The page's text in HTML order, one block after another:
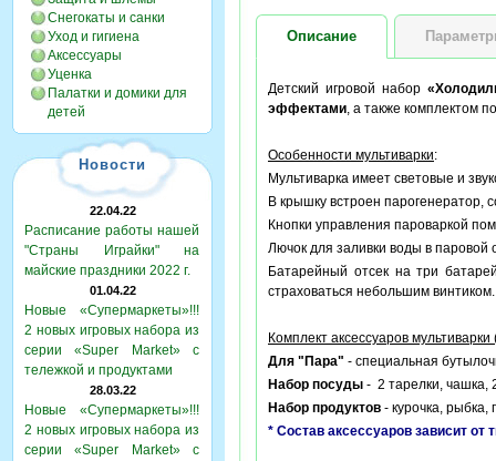
Снегокаты и санки
Уход и гигиена
Аксессуары
Уценка
Палатки и домики для
детей
Новости
22.04.22
Расписание работы нашей
"Страны Играйки" на
майские праздники 2022 г.
01.04.22
Новые «Супермаркеты»!!!
2 новых игровых набора из
серии «Super Market» с
тележкой и продуктами
28.03.22
Новые «Супермаркеты»!!!
2 новых игровых набора из
серии «Super Market» с
Описание
Детский игровой набор
эффектами, а также комплектом
Особенности мультиварки:
Мультиварка имеет световые и
В крышку встроен парогенератор,
Кнопки управления пароваркой
Лючок для заливки воды в паровой
Батарейный отсек на три
страховаться небольшим винтиком.
Комплект аксессуаров
Для "Пара" - специальная
Набор посуды - 2 тарелки, чашка,
Набор продуктов - курочка, рыбка,
* Состав аксессуаров зависит от